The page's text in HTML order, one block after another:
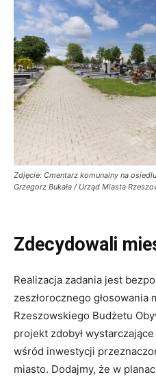
Zdjęcie: Cmentarz komunalny na
Grzegorz Bukała / Urząd Miasta
Zdecydowali
Realizacja zadania jest
zeszłorocznego głosowania
Rzeszowskiego Budżetu
projekt zdobył
wśród inwestycji
miasto. Dodajmy, że w